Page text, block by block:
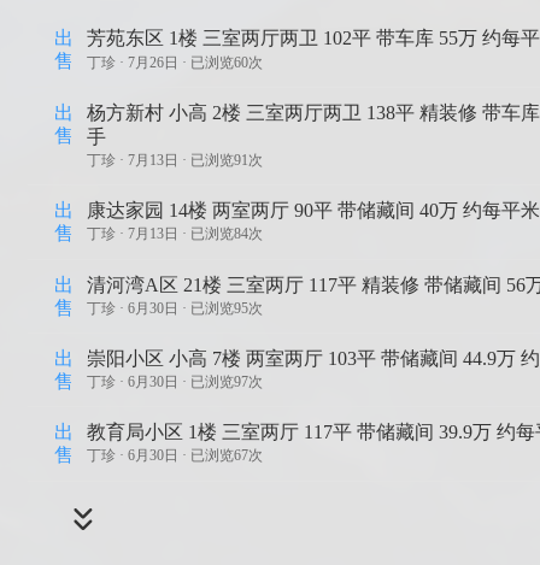
出
售
芳苑东区 1楼 三室两厅两卫 102平 带车库 55万 约每
丁珍 ·7月26日 · 已浏览60次
出
售
杨方新村 小高 2楼 三室两厅两卫 138平 精装修 带车
手
丁珍 ·7月13日 · 已浏览91次
出
售
康达家园 14楼 两室两厅 90平 带储藏间 40万 约每平
丁珍 ·7月13日 · 已浏览84次
出
售
清河湾A区 21楼 三室两厅 117平 精装修 带储藏间 56
丁珍 ·6月30日 · 已浏览95次
出
售
崇阳小区 小高 7楼 两室两厅 103平 带储藏间 44.9万
丁珍 ·6月30日 · 已浏览97次
出
售
教育局小区 1楼 三室两厅 117平 带储藏间 39.9万 约
丁珍 ·6月30日 · 已浏览67次